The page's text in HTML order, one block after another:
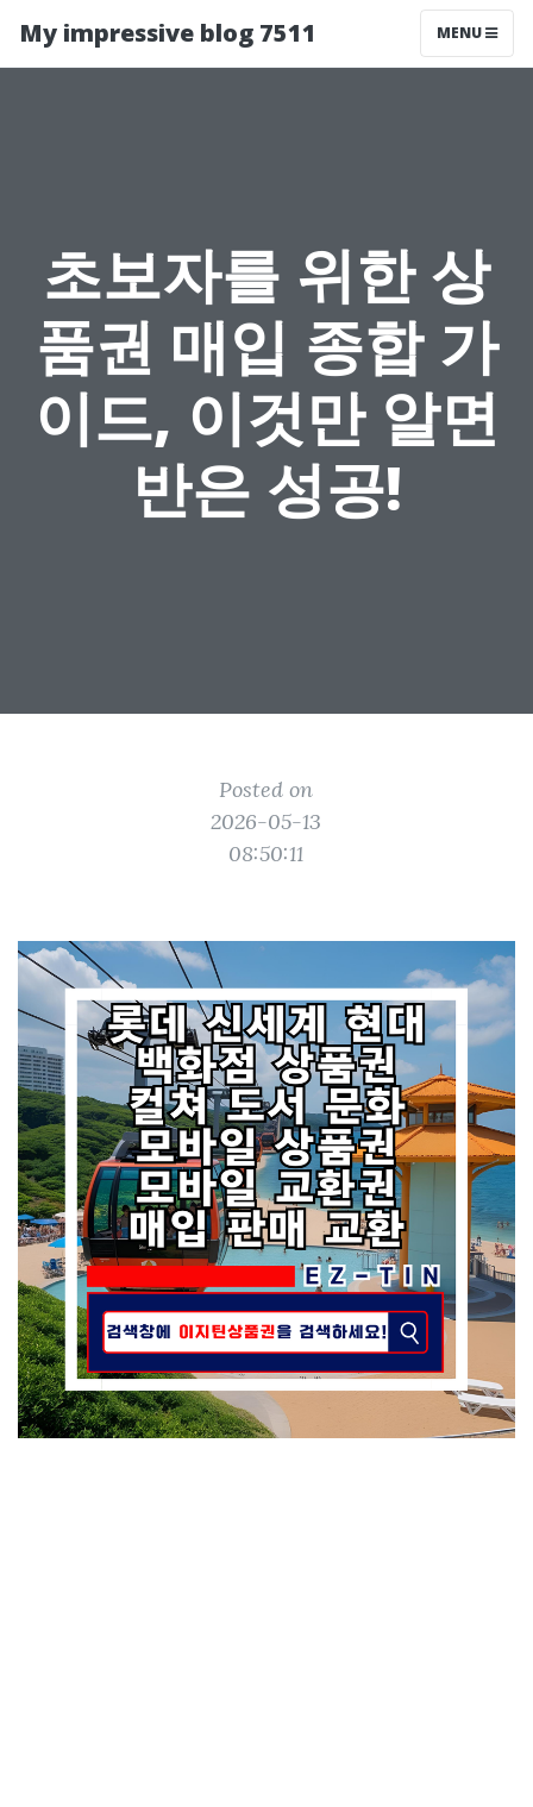
My impressive blog 7511 MENU
초보자를 위한 상
품권 매입 종합 가
이드, 이것만 알면
반은 성공!
Posted on
2026-05-13
08:50:11